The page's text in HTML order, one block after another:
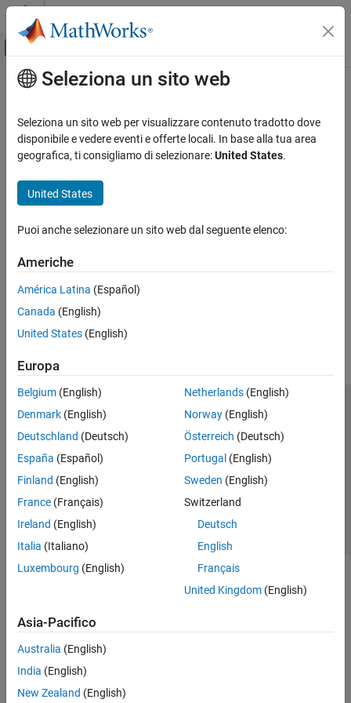
Vai al contenuto
Attiva/disattiva menu di navigazione
Pagina iniziale della documentazione
Contenuto principale
Seleziona un sito web
Seleziona un sito web per visualizzare contenuto tradotto dove
disponibile e vedere eventi e offerte locali. In base alla tua area
geografica, ti consigliamo di selezionare:United States.
United States
Puoi anche selezionare un sito web dal seguente elenco:
Americhe
América Latina (Español)
Canada (English)
United States (English)
Europa
Belgium (English)
Denmark (English)
Deutschland (Deutsch)
España (Español)
Finland (English)
France (Français)
Ireland (English)
Italia (Italiano)
Luxembourg (English)
Netherlands(English)
Norway(English)
Österreich (Deutsch)
Portugal (English)
Sweden (English)
Switzerland
Deutsch
English
Français
United Kingdom(English)
Asia-Pacifico
Australia (English)
India (English)
New Zealand (English)
Centro di fiducia
Informativa sulla privacy
Antipirateria
Stato dell'applicazione
Contatti
© 1994-2026 The MathWorks, Inc.